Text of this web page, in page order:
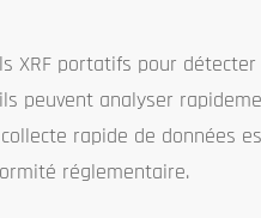
XRF portatifs pour
peuvent analyser
rapide de données
réglementaire.